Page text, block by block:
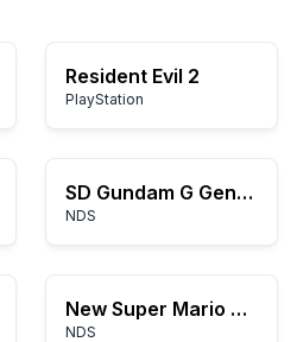
Resident Evil 2
PlayStation
SD Gundam G Generation DS
NDS
New Super Mario Bros.
NDS